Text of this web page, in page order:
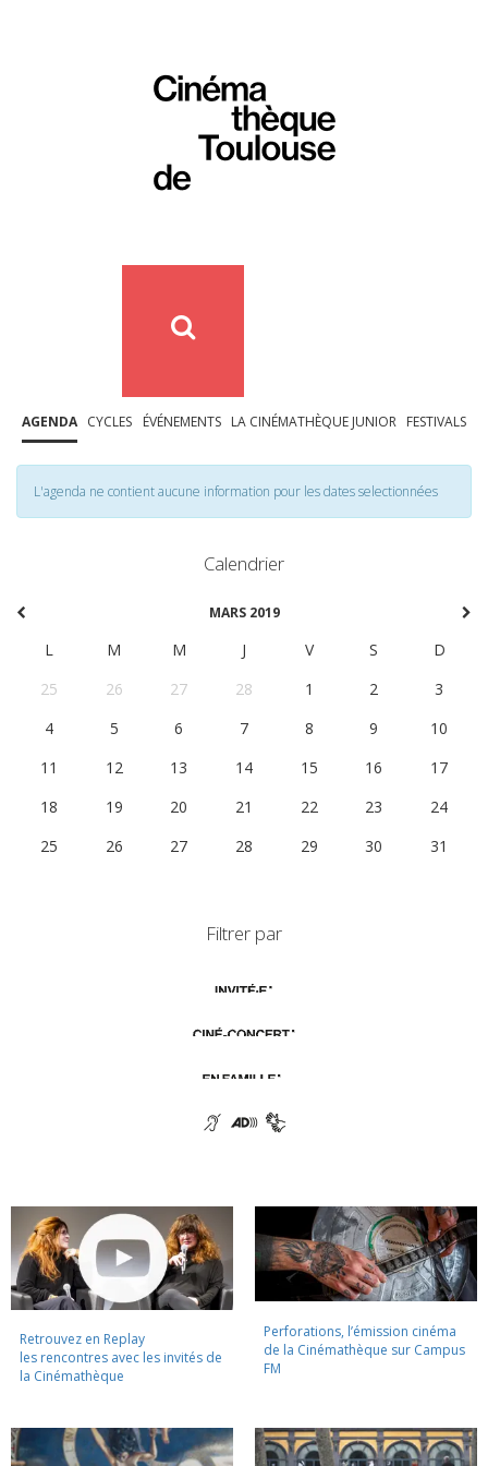
AGENDA CYCLES ÉVÉNEMENTS LA CINÉMATHÈQUE JUNIOR FESTIVALS
L'agenda ne contient aucune information pour les dates selectionnées
Calendrier
MARS 2019
L M M J V S
D
25
26 27 28 1 2
3
4
5 6 7 8 9
10
11
12 13 14 15 16
17
18
19 20 21 22 23
24
25
26 27 28 29 30 31
Filtrer par
Retrouvez en Replay
les rencontres avec les invités de
la Cinémathèque
Perforations, l’émission cinéma
de la Cinémathèque sur Campus
FM